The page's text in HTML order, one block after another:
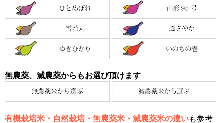
無農薬、減農薬からもお選び頂けます
有機栽培米・自然栽培・無農薬米・減農薬米の違いも参考